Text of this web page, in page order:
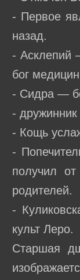
- Первое
назад.
- Асклепий
бог
- Сидра —
-
- Кощь
-
получил
родителей.
-
культ Леро.
Старшая